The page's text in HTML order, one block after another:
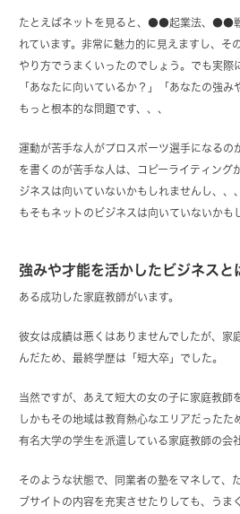
たとえばネットを見ると、●●起業法、●●
れています。非常に魅力的に見えますし、そ
やり方でうまくいったのでしょう。でも実際
「あなたに向いているか？」「あなたの強み
もっと根本的な問題です、、、
運動が苦手な人がプロスポーツ選手になるの
を書くのが苦手な人は、コピーライティング
ジネスは向いていないかもしれませんし、、
もそもネットのビジネスは向いていないかも
強みや才能を活かしたビジネスと
ある成功した家庭教師がいます。
彼女は成績は悪くはありませんでしたが、家
んだため、最終学歴は「短大卒」でした。
当然ですが、あえて短大の女の子に家庭教師
しかもその地域は教育熱心なエリアだったた
有名大学の学生を派遣している家庭教師の会
そのような状態で、同業者の塾をマネして、
ブサイトの内容を充実させたりしても、うま